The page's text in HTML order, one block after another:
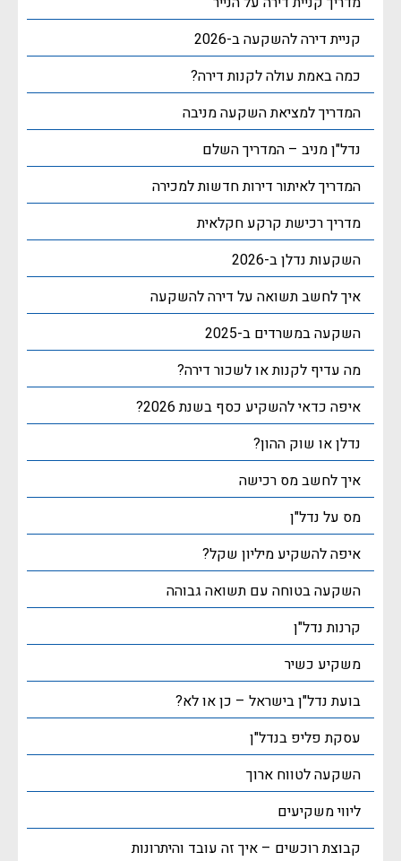
קניית דירה להשקעה ב-2026
כמה באמת עולה לקנות דירה?
המדריך למציאת השקעה מניבה
נדל"ן מניב – המדריך השלם
המדריך לאיתור דירות חדשות למכירה
מדריך רכישת קרקע חקלאית
השקעות נדלן ב-2026
איך לחשב תשואה על דירה להשקעה
השקעה במשרדים ב-2025
מה עדיף לקנות או לשכור דירה?
איפה כדאי להשקיע כסף בשנת 2026?
נדלן או שוק ההון?
איך לחשב מס רכישה
מס על נדל"ן
איפה להשקיע מיליון שקל?
השקעה בטוחה עם תשואה גבוהה
קרנות נדל"ן
משקיע כשיר
בועת נדל"ן בישראל – כן או לא?
עסקת פליפ בנדל"ן
השקעה לטווח ארוך
ליווי משקיעים
קבוצת רוכשים – איך זה עובד והיתרונות